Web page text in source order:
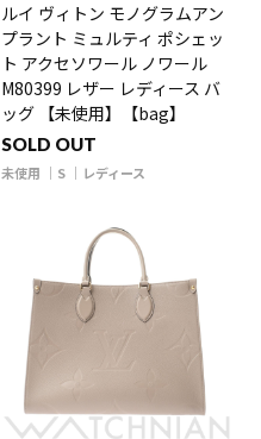
ルイ ヴィトン モノグラムアン
プラント ミュルティ ポシェッ
ト アクセソワール ノワール
M80399 レザー レディース バ
ッグ 【未使用】【bag】
SOLD OUT
未使用 S レディース